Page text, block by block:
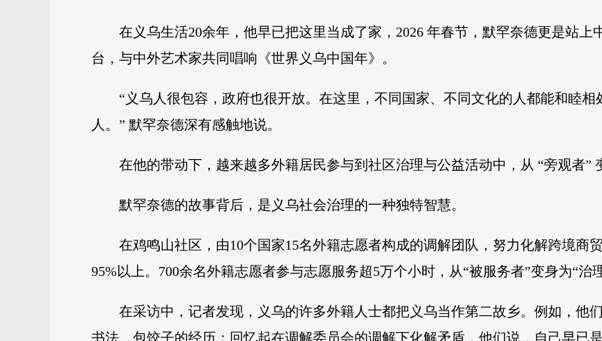
在义乌生活20余年，他早已把这里当成了家，2026 年春节，默罕奈德更是站
台，与中外艺术家共同唱响《世界义乌中国年》。
“义乌人很包容，政府也很开放。在这里，不同国家、不同文化的人都能和睦
人。” 默罕奈德深有感触地说。
在他的带动下，越来越多外籍居民参与到社区治理与公益活动中，从 “旁观者”
默罕奈德的故事背后，是义乌社会治理的一种独特智慧。
在鸡鸣山社区，由10个国家15名外籍志愿者构成的调解团队，努力化解跨境商
95%以上。700余名外籍志愿者参与志愿服务超5万个小时，从“被服务者”变身为“治
在采访中，记者发现，义乌的许多外籍人士都把义乌当作第二故乡。例如，他
书法、包饺子的经历；回忆起在调解委员会的调解下化解矛盾，他们说，自己早已是